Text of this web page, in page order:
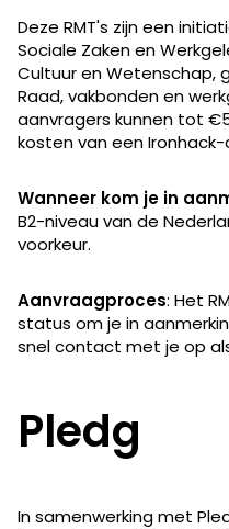
Deze RMT's zijn een
Sociale Zaken en
Cultuur en Wetenschap,
Raad, vakbonden en
aanvragers kunnen tot
kosten van een
Wanneer kom je in
B2-niveau van de
voorkeur.
Aanvraagproces: Het
status om je in
snel contact met je op
Pledg
In samenwerking met